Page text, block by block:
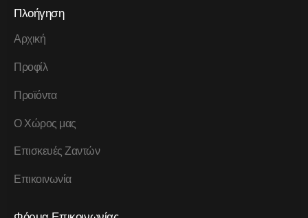
Πλοήγηση
Αρχική
Προφίλ
Προϊόντα
Ο Χώρος μας
Επισκευές Ζαντών
Επικοινωνία